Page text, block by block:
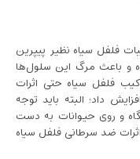
فلفل سیاه نظیر پیپرین
و باعث مرگ این سلول‌ها
فلفل سیاه حتی اثرات
داد؛ البته باید توجه
و روی حیوانات به دست
ضد سرطانی فلفل سیاه